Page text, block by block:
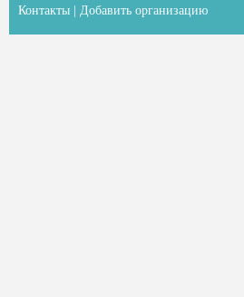
Контакты
Добавить организацию